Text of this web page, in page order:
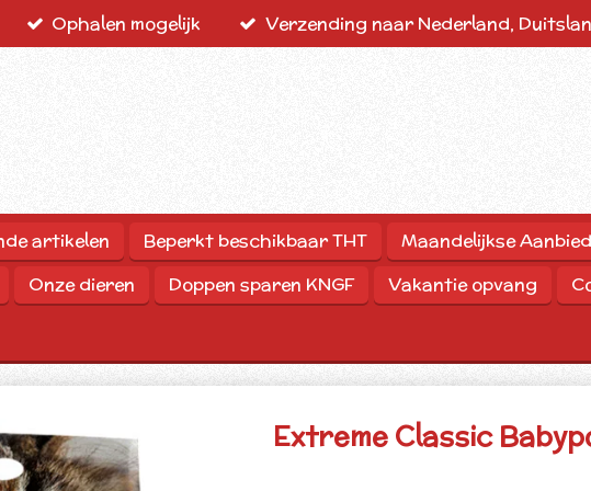
Ophalen mogelijk Verzending naar Nederland,
artikelen Beperkt beschikbaar THT
Maandelijkse
Onze dieren Doppen sparen KNGF Vakantie opvang
Extreme Classic